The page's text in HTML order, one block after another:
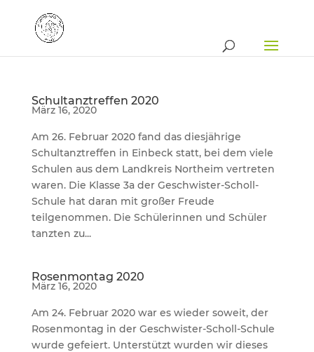
Schultanztreffen 2020
März 16, 2020
Am 26. Februar 2020 fand das diesjährige
Schultanztreffen in Einbeck statt, bei dem viele
Schulen aus dem Landkreis Northeim vertreten
waren. Die Klasse 3a der Geschwister-Scholl-
Schule hat daran mit großer Freude
teilgenommen. Die Schülerinnen und Schüler
tanzten zu...
Rosenmontag 2020
März 16, 2020
Am 24. Februar 2020 war es wieder soweit, der
Rosenmontag in der Geschwister-Scholl-Schule
wurde gefeiert. Unterstützt wurden wir dieses